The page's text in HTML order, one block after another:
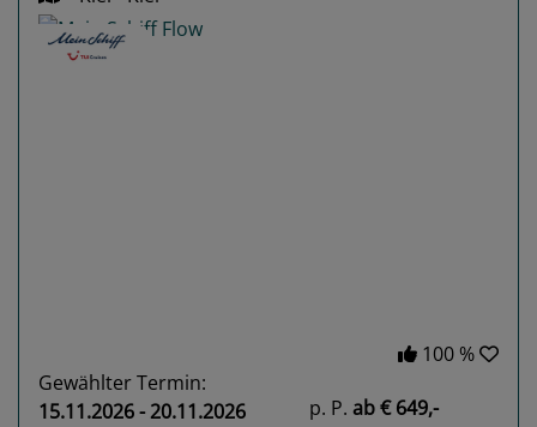
100 %
Gewählter Termin:
15.11.2026 - 20.11.2026
p. P. ab€ 649,-